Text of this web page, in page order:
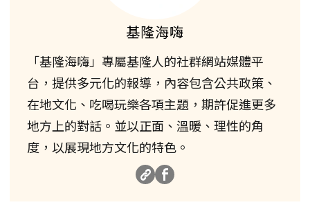
基隆海嗨
「基隆海嗨」專屬基隆人的社群網站媒體平
台，提供多元化的報導，內容包含公共政策、
在地文化、吃喝玩樂各項主題，期許促進更多
地方上的對話。並以正面、溫暖、理性的角
度，以展現地方文化的特色。